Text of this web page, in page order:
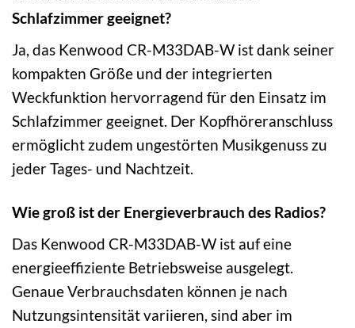
Schlafzimmer geeignet?
Ja, das Kenwood CR-M33DAB-W ist dank seiner
kompakten Größe und der integrierten
Weckfunktion hervorragend für den Einsatz im
Schlafzimmer geeignet. Der Kopfhöreranschluss
ermöglicht zudem ungestörten Musikgenuss zu
jeder Tages- und Nachtzeit.
Wie groß ist der Energieverbrauch des Radios?
Das Kenwood CR-M33DAB-W ist auf eine
energieeffiziente Betriebsweise ausgelegt.
Genaue Verbrauchsdaten können je nach
Nutzungsintensität variieren, sind aber im